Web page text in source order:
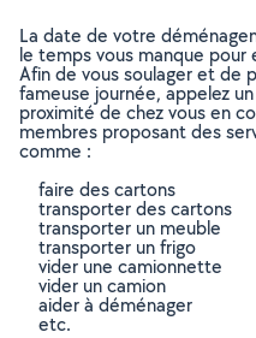
La date de votre
le temps vous manque
Afin de vous soulager et de
fameuse journée, appelez
proximité de chez vous en
membres proposant des
comme :
faire des cartons
transporter des cartons
transporter un meuble
transporter un frigo
vider une camionnette
vider un camion
aider à déménager
etc.